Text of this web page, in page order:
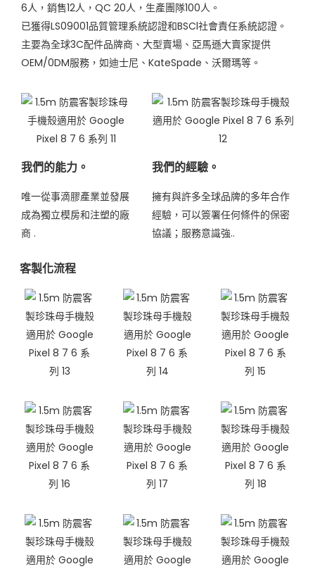
6人，銷售12人，QC 20人，生產團隊100人。
已獲得LS09001品質管理系統認證和BSCl社會責任系統認證。
主要為全球3C配件品牌商、大型賣場、亞馬遜大賣家提供
OEM/0DM服務，如迪士尼、KateSpade、沃爾瑪等。
我們的能力。
唯一從事滴膠產業並發展
成為獨立模房和注塑的廠
商 .
我們的經驗。
擁有與許多全球品牌的多年合作
經驗，可以簽署任何條件的保密
協議；服務意識強..
客製化流程